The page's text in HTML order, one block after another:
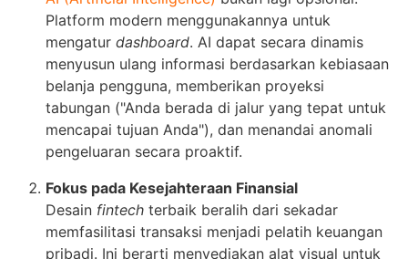
Platform modern menggunakannya untuk
mengatur dashboard. AI dapat secara dinamis
menyusun ulang informasi berdasarkan kebiasaan
belanja pengguna, memberikan proyeksi
tabungan ("Anda berada di jalur yang tepat untuk
mencapai tujuan Anda"), dan menandai anomali
pengeluaran secara proaktif.
Fokus pada Kesejahteraan Finansial
Desainfintechterbaik beralih dari sekadar
memfasilitasi transaksi menjadi pelatih keuangan
pribadi. Ini berarti menyediakan alat visual untuk